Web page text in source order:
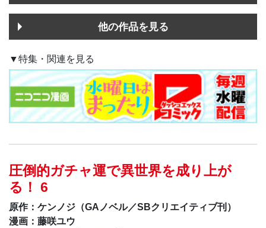
他の作品を見る
▼特集・関連を見る
圧倒的ガチャ運で異世界を成り上が
る！ 6
原作：ケンノジ（GAノベル／SBクリエイティブ刊）
漫画：藤咲ユウ